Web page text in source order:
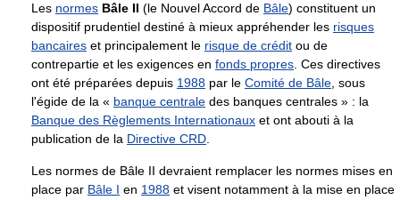
Les normes Bâle II (le Nouvel Accord de Bâle) constituent un
dispositif prudentiel destiné à mieux appréhender les risques
bancaires et principalement le risque de crédit ou de
contrepartie et les exigences en fonds propres . Ces directives
ont été préparées depuis 1988 par le Comité de Bâle , sous
l'égide de la « banque centrale des banques centrales » : la
Banque des Règlements Internationaux et ont abouti à la
publication de la Directive CRD
Les normes de Bâle II devraient remplacer les normes mises en
place par Bâle I en 1988 et visent notamment à la mise en place